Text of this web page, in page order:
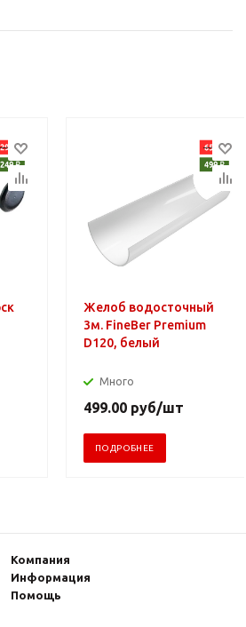
Желоб водосточный
3м. FineBer Premium
D120, белый
Много
499.00 руб/шт
ПОДРОБНЕЕ
Компания
Информация
Помощь